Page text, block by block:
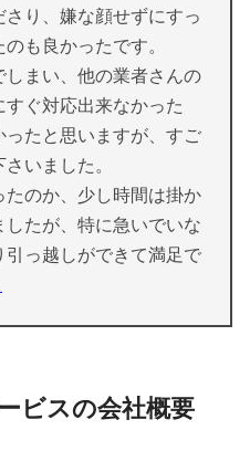
さり、嫌な顔せずにすっ
も良かったです。
しまい、他の業者さんの
ぐ対応出来なかった
ったと思いますが、すご
いました。
たのか、少し時間は掛か
したが、特に急いでいな
っ越しができて満足で
ビスの会社概要